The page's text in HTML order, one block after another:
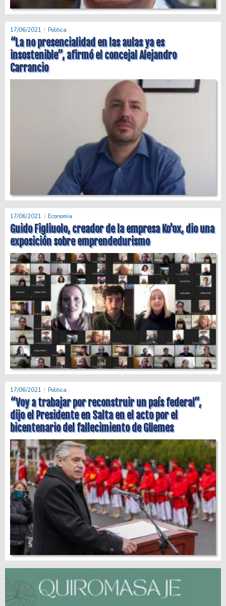
17/06/2021 Politica
“La no presencialidad en las aulas ya es
insostenible”, afirmó el concejal Alejandro
Carrancio
17/06/2021 Economía
Guido Figliuolo, creador de la empresa Ko'ox, dio una
exposición sobre emprendedurismo
17/06/2021 Politica
“Voy a trabajar por reconstruir un país federal”,
dijo el Presidente en Salta en el acto por el
bicentenario del fallecimiento de Güemes